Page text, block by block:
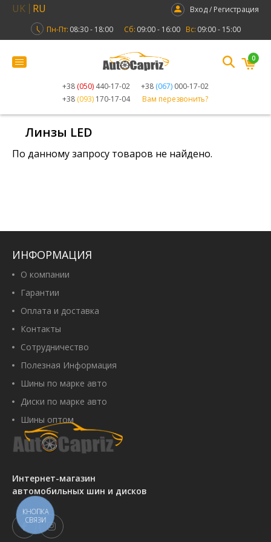
UK RU
Вход / Регистрация
Пн-Пт: 08:30 - 18:00 Сб: 09:00 - 16:00 Вс: 09:00 - 15:00
+38 (050) 440-17-02 +38 (067) 000-17-02
+38 (093) 170-17-04 Вам перезвонить?
0
Линзы LED
По данному запросу товаров не найдено.
Интернет-магазин
автомобильных шин и дисков
ИНФОРМАЦИЯ
О компании
Гарантии
Оплата и доставка
Контакты
Сотрудничество
Полезная Информация
Шины по марке авто
Диски по марке авто
Шины оптом
КНОПКА
СВЯЗИ